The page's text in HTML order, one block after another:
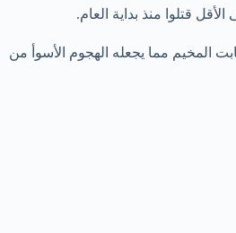
ومطارا ومخيما للنازحين، وقالت إن ما لا يقل عن 59 توفوا في الضربة التي أصابت المخيم مما يجعله الهجوم الأسوأ من